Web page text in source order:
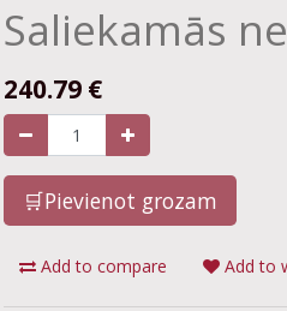
Saliekamās
240.79 €
🛒Pievienot grozam
Add to compare Add to